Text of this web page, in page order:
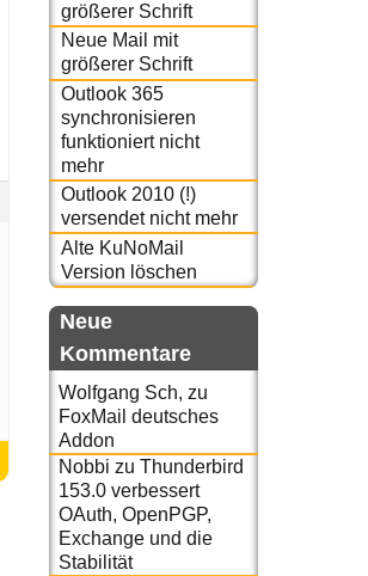
größerer Schrift
Neue Mail mit
größerer Schrift
Outlook 365
synchronisieren
funktioniert nicht
mehr
Outlook 2010 (!)
versendet nicht mehr
Alte KuNoMail
Version löschen
Neue
Kommentare
Wolfgang Sch, zu
FoxMail deutsches
Addon
Nobbi zu Thunderbird
153.0 verbessert
OAuth, OpenPGP,
Exchange und die
Stabilität